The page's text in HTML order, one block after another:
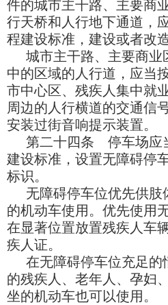
件的城市主干路、主要商
行天桥和人行地下通道，
程建设标准，建设或者改
城市主干路、主要商业
中的区域的人行道，应当
市中心区、残疾人集中就
周边的人行横道的交通信
安装过街音响提示装置。
第二十四条 停车场应
建设标准，设置无障碍停
标识。
无障碍停车位优先供
的机动车使用。优先使用
在显著位置放置残疾人车
疾人证。
在无障碍停车位充足的
的残疾人、老年人、孕妇
坐的机动车也可以使用。